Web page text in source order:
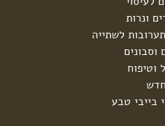
ונרות
לשתייה
וסבונים
וטיפוח
חדש
בייבי טבע